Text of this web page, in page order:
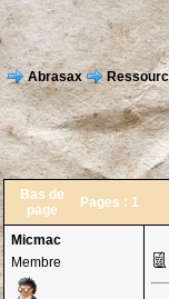
Abrasax
Bas de
page
Pages : 1
Micmac
Membre